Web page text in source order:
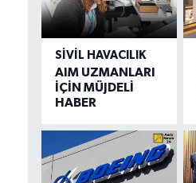
SIVIL HAVACILIK
AIM UZMANLARI
İÇİN MÜJDELİ
HABER